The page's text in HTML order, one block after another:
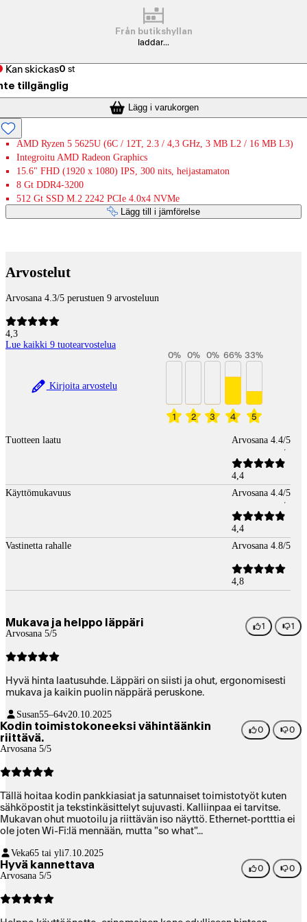
Från butikshyllan
laddar...
Kan skickas0 st
tillgänglig
Lägg i varukorgen
AMD Ryzen 5 5625U (6C / 12T, 2.3 / 4,3 GHz, 3 MB L2 / 16 MB L3)
Integroitu AMD Radeon Graphics
15.6" FHD (1920 x 1080) IPS, 300 nits, heijastamaton
8 Gt DDR4-3200
512 Gt SSD M.2 2242 PCIe 4.0x4 NVMe
Lägg till i jämförelse
Arvostelut
Arvosana 4.3/5 perustuen 9 arvosteluun
4,3
Lue kaikki 9 tuotearvostelua
Kirjoita arvostelu
1
0%
2
0%
3
0%
4
66%
5
33%
Tuotteen laatu Arvosana 4.4/5
4,4
Käyttömukavuus
Arvosana 4.4/5
4,4
Vastinetta rahalle
Arvosana 4.8/5
4,8
Mukava ja helppo läppäri
Arvosana 5/5
1 1
Hyvä hinta laatusuhde. Läppäri on siisti ja ohut, ergonomisesti
mukava ja kaikin puolin näppärä peruskone.
Susan55–64v20.10.2025
Kodin toimistokoneeksi vähintäänkin
riittävä.
Arvosana 5/5
0 0
Tällä hoitaa kodin pankkiasiat ja satunnaiset toimistotyöt kuten
sähköpostit ja tekstinkäsittelyt sujuvasti. Kalliinpaa ei tarvitse.
Mukavan ohut muotoilu ja riittävän iso näyttö. Ethernet-portttia ei
ole joten Wi-Fi:lä mennään, mutta "so what"...
Veka65 tai yli7.10.2025
Hyvä kannettava
Arvosana 5/5
0 0